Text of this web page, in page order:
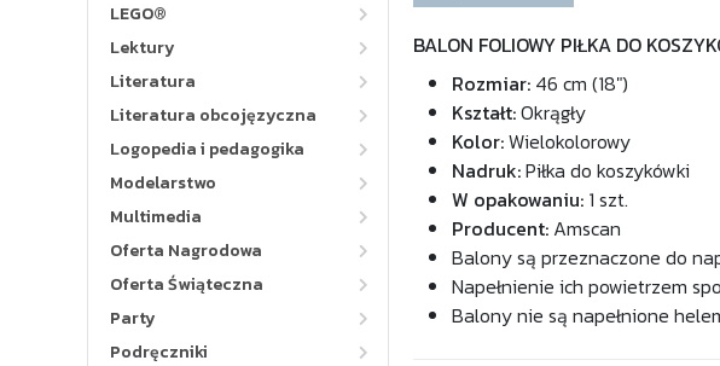
LEGO®
Lektury
Literatura
Literatura obcojęzyczna
Logopedia i pedagogika
Modelarstwo
Multimedia
Oferta Nagrodowa
Oferta Świąteczna
Party
Podręczniki
BALON FOLIOWY PIŁKA DO
Rozmiar: 46 cm (18")
Kształt:Okrągły
Kolor:Wielokolorowy
Nadruk:Piłka do koszykówki
W opakowaniu: 1 szt.
Producent: Amscan
Balony są przeznaczone do
Napełnienie ich powietrzem
Balony nie są napełnione